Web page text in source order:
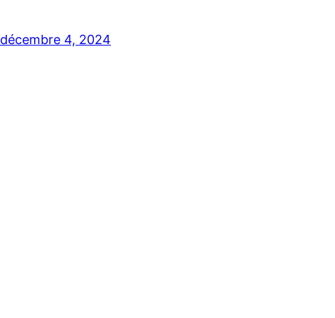
décembre 4, 2024